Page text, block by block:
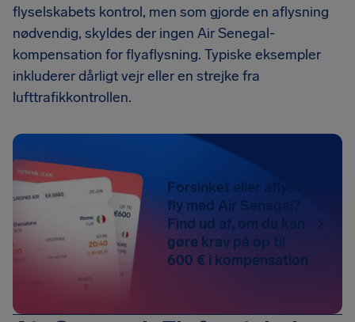
flyselskabets kontrol, men som gjorde en aflysning
nødvendig, skyldes der ingen Air Senegal-
kompensation for flyaflysning. Typiske eksempler
inkluderer dårligt vejr eller en strejke fra
lufttrafikkontrollen.
Forsinket eller aflyst
fly med Air Senegal?
Find ud af, om du kan
gøre krav på op til
600 € i kompensation